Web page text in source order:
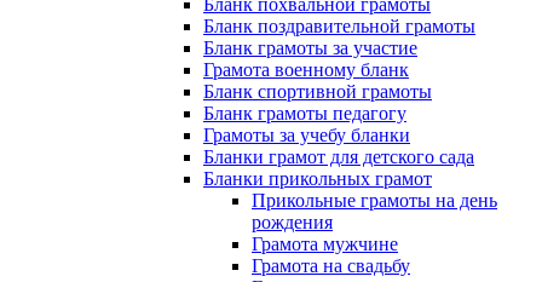
Бланк похвальной грамоты
Бланк поздравительной грамоты
Бланк грамоты за участие
Грамота военному бланк
Бланк спортивной грамоты
Бланк грамоты педагогу
Грамоты за учебу бланки
Бланки грамот для детского сада
Бланки прикольных грамот
Прикольные грамоты на день
рождения
Грамота мужчине
Грамота на свадьбу